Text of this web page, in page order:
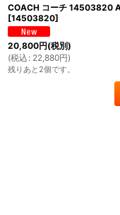
COACH コーチ 14503820
[14503820]
20,800円(税別)
(税込 : 22,880円)
残りあと2個です。